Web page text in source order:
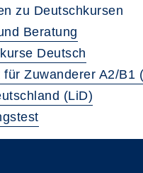
zu Deutschkursen
Beratung
Deutsch
für Zuwanderer A2/B1
(LiD)